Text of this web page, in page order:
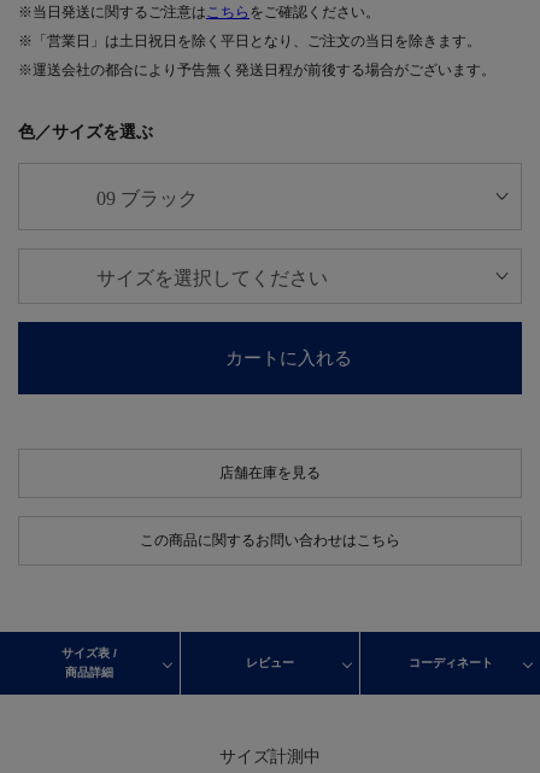
※当日発送に関するご注意はこちら をご確認ください。
※「営業日」は土日祝日を除く平日となり、ご注文の当日を除きます。
※運送会社の都合により予告無く発送日程が前後する場合がございます。
色／サイズを選ぶ
カートに入れる
店舗在庫を見る
この商品に関するお問い合わせはこちら
サイズ表 /
商品詳細
レビュー コーディネート
サイズ計測中